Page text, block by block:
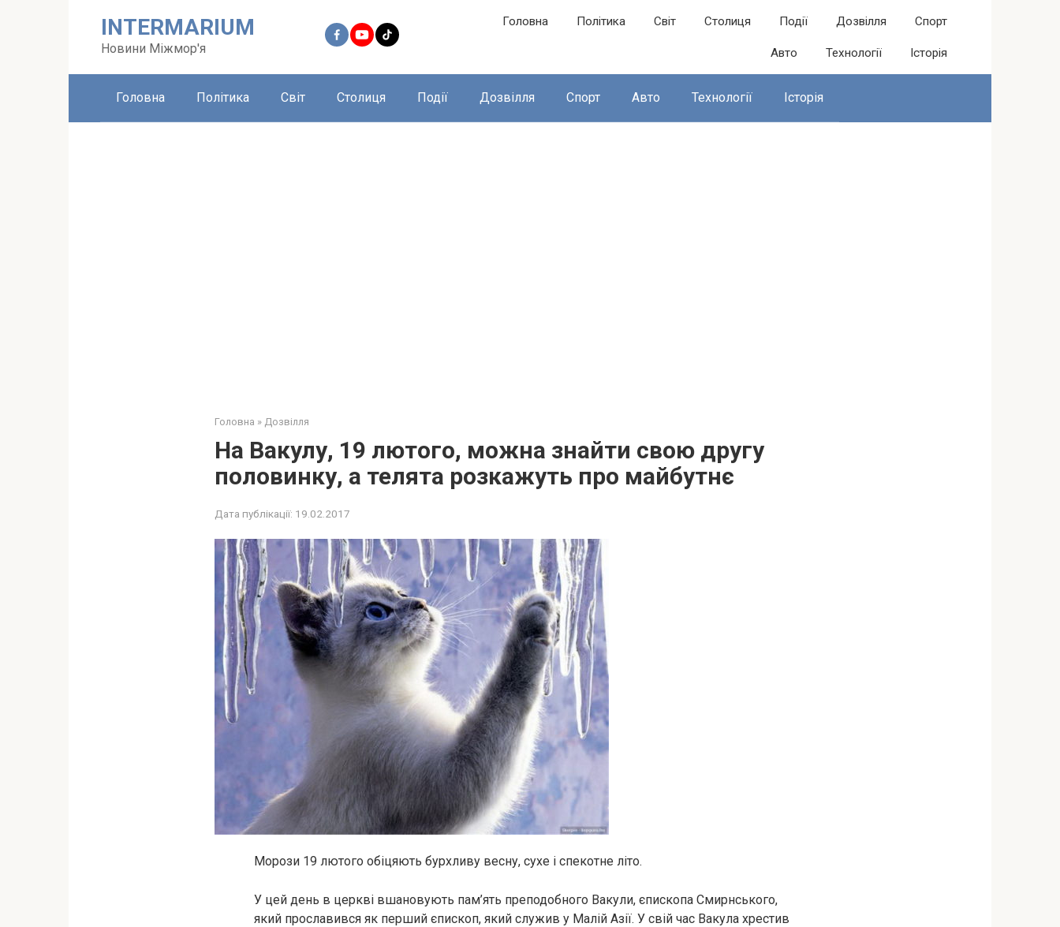
INTERMARIUM
Новини Міжмор'я
Головна Політика Світ Столиця Події Дозвілля Спорт
Авто Технології Історія
Головна Політика Світ Столиця Події Дозвілля Спорт Авто Технології Історія
Головна » Дозвілля
На Вакулу, 19 лютого, можна знайти свою другу
половинку, а телята розкажуть про майбутнє
Дата публікації: 19.02.2017
Морози 19 лютого обіцяють бурхливу весну, сухе і спекотне літо.
У цей день в церкві вшановують пам’ять преподобного Вакули, єпископа Смирнського,
який прославився як перший єпископ, який служив у Малій Азії. У свій час Вакула хрестив